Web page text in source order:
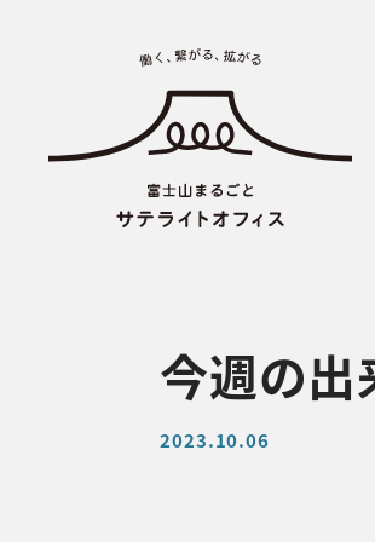
今週の
2023.10.06